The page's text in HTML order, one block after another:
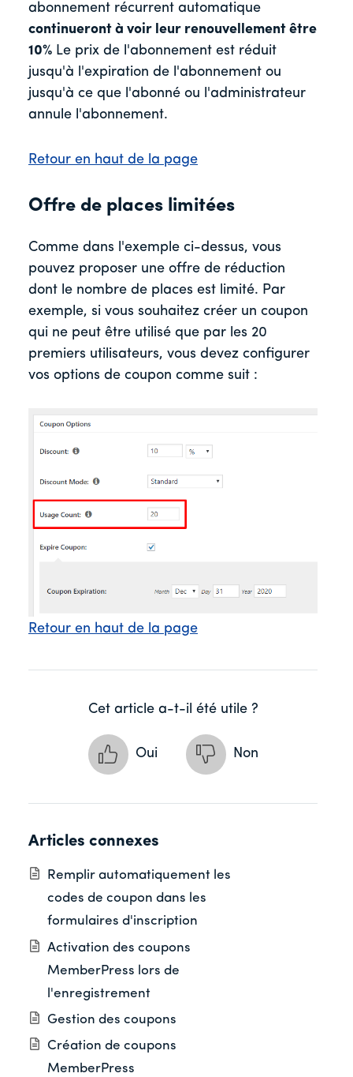
abonnement récurrent automatique
continueront à voir leur renouvellement être
10% Le prix de l'abonnement est réduit
jusqu'à l'expiration de l'abonnement ou
jusqu'à ce que l'abonné ou l'administrateur
annule l'abonnement.
Retour en haut de la page
Offre de places limitées
Comme dans l'exemple ci-dessus, vous
pouvez proposer une offre de réduction
dont le nombre de places est limité. Par
exemple, si vous souhaitez créer un coupon
qui ne peut être utilisé que par les 20
premiers utilisateurs, vous devez configurer
vos options de coupon comme suit :
Retour en haut de la page
Cet article a-t-il été utile ?
Oui Non
Articles connexes
Remplir automatiquement les
codes de coupon dans les
formulaires d'inscription
Activation des coupons
MemberPress lors de
l'enregistrement
Gestion des coupons
Création de coupons
MemberPress